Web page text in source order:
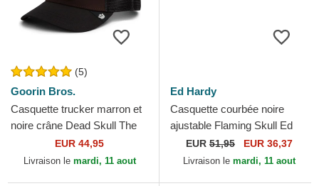
(5)
Goorin Bros.
Casquette trucker marron et
noire crâne Dead Skull The
Farm Goorin Bros.
EUR 44,95
Livraison le mardi, 11 aout
Ed Hardy
Casquette courbée noire
ajustable Flaming Skull Ed
Hardy
EUR 51,95 EUR 36,37
Livraison le mardi, 11 aout